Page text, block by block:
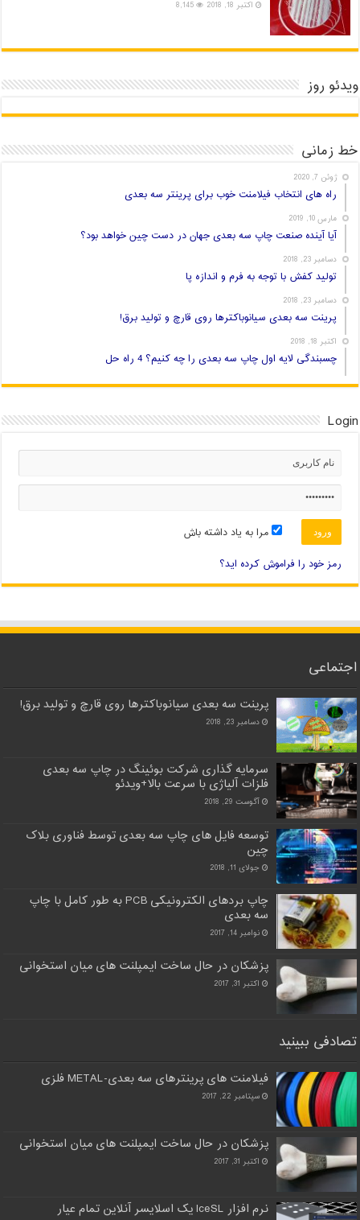
اکتبر 18, 2018 8,145
ویدئو روز
خط زمانی
ژوئن 7, 2020
راه های انتخاب فیلامنت خوب برای پرینتر سه بعدی
مارس 10, 2019
آیا آینده صنعت چاپ سه بعدی جهان در دست چین خواهد بود؟
دسامبر 23, 2018
تولید کفش با توجه به فرم و اندازه پا
دسامبر 23, 2018
پرینت سه بعدی سیانوباکترها روی قارچ و تولید برق!
اکتبر 18, 2018
چسبندگی لایه اول چاپ سه بعدی را چه کنیم؟ 4 راه حل
Login
مرا به یاد داشته باش
رمز خود را فراموش کرده اید؟
اجتماعی
پرینت سه بعدی سیانوباکترها روی قارچ و تولید برق!
دسامبر 23, 2018
سرمایه گذاری شرکت بوئینگ در چاپ سه بعدی
فلزات آلیاژی با سرعت بالا+ویدئو
آگوست 29, 2018
توسعه فایل های چاپ سه بعدی توسط فناوری بلاک
چین
جولای 11, 2018
چاپ بردهای الکترونیکی PCB به طور کامل با چاپ
سه بعدی
نوامبر 14, 2017
پزشکان در حال ساخت ایمپلنت های میان استخوانی
اکتبر 31, 2017
تصادفی ببینید
فیلامنت های پرینترهای سه بعدی-METAL فلزی
سپتامبر 22, 2017
پزشکان در حال ساخت ایمپلنت های میان استخوانی
اکتبر 31, 2017
نرم افزار IceSL یک اسلایسر آنلاین تمام عیار